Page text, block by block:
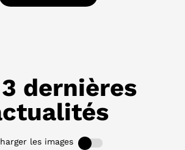
dernières
les images